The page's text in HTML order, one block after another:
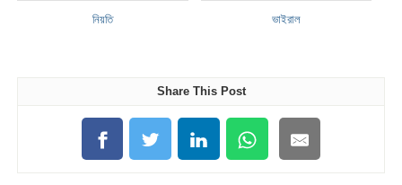
নিয়তি ভাইরাল
Share This Post